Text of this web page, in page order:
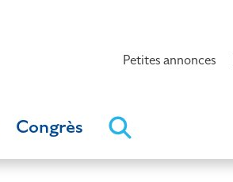
Petites annonces
Congrès